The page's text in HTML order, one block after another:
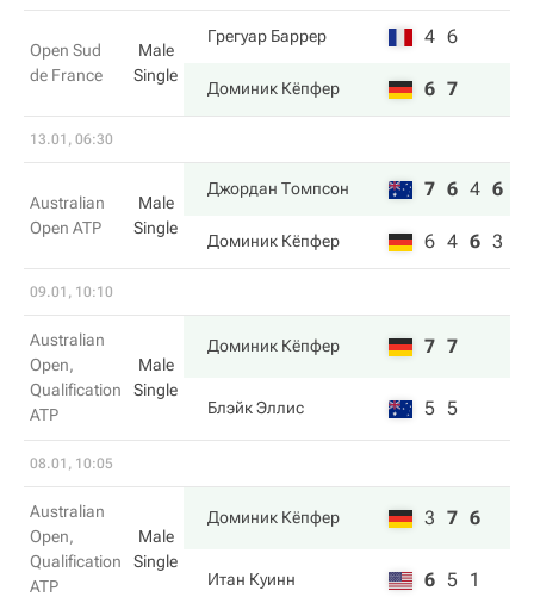
Open Sud
de France
Male
Single
Грегуар Баррер 4 6
Доминик Кёпфер 6 7
13.01, 06:30
Australian
Open ATP
Male
Single
Джордан Томпсон 7 6 4 6
Доминик Кёпфер 6 4 6 3
09.01, 10:10
Australian
Open,
Qualification
ATP
Male
Single
Доминик Кёпфер 7 7
Блэйк Эллис 5 5
08.01, 10:05
Australian
Open,
Qualification
ATP
Male
Single
Доминик Кёпфер 3 7 6
Итан Куинн 6 5 1